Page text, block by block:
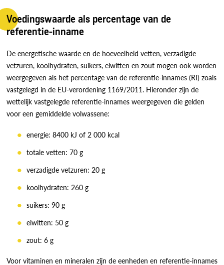
Voedingswaarde als percentage van de
referentie-inname
De energetische waarde en de hoeveelheid vetten, verzadigde
vetzuren, koolhydraten, suikers, eiwitten en zout mogen ook worden
weergegeven als het percentage van de referentie-innames (RI) zoals
vastgelegd in de EU-verordening 1169/2011. Hieronder zijn de
wettelijk vastgelegde referentie-innames weergegeven die gelden
voor een gemiddelde volwassene:
energie: 8400 kJ of 2 000 kcal
totale vetten: 70 g
verzadigde vetzuren: 20 g
koolhydraten: 260 g
suikers: 90 g
eiwitten: 50 g
zout: 6 g
Voor vitaminen en mineralen zijn de eenheden en referentie-innames